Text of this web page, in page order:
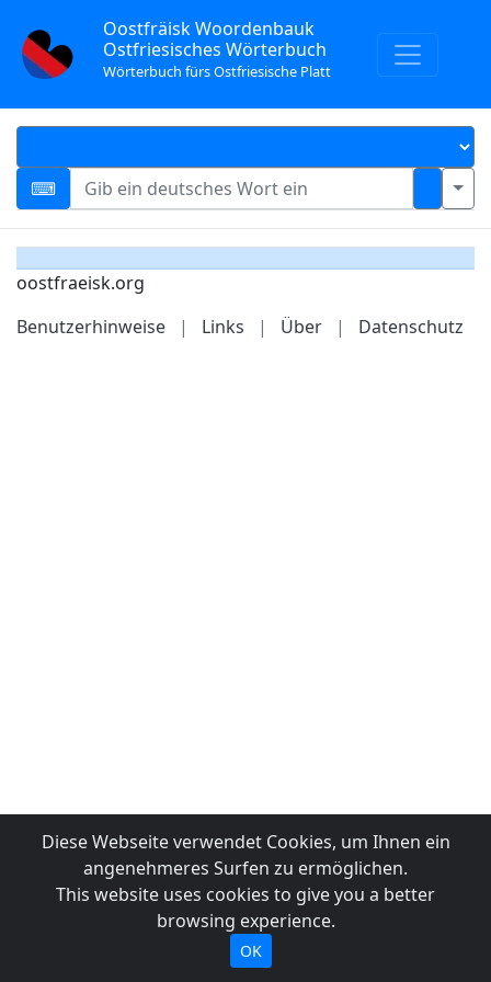
Oostfräisk Woordenbauk
Ostfriesisches Wörterbuch
Wörterbuch fürs Ostfriesische Platt
oostfraeisk.org
Benutzerhinweise
| Links | Über | Datenschutz
Diese Webseite verwendet Cookies, um Ihnen ein
angenehmeres Surfen zu ermöglichen.
This website uses cookies to give you a better
browsing experience.
OK